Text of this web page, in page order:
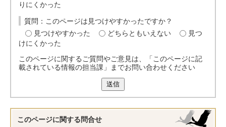
りにくかった
質問：このページは見つけやすかったですか？
見つけやすかった
どちらともいえない
見つ
けにくかった
このページに関するご質問やご意見は、「このページに記
載されている情報の担当課」までお問い合わせください
送信
このページに関する 問合せ